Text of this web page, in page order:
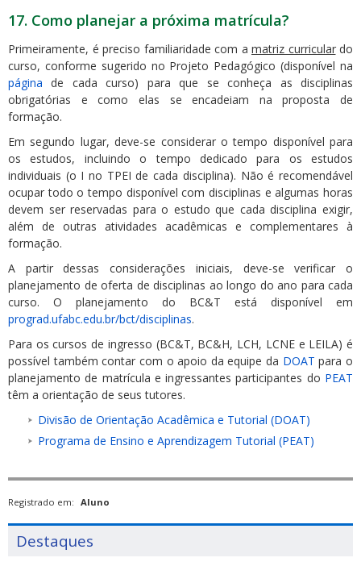
17. Como planejar a próxima matrícula?
Primeiramente, é preciso familiaridade com a matriz curriculardo
curso, conforme sugerido no Projeto Pedagógico (disponível na
página de cada curso) para que se conheça as disciplinas
obrigatórias e como elas se encadeiam na proposta de
formação.
Em segundo lugar, deve-se considerar o tempo disponível para
os estudos, incluindo o tempo dedicado para os estudos
individuais (o I no TPEI de cada disciplina). Não é recomendável
ocupar todo o tempo disponível com disciplinas e algumas horas
devem ser reservadas para o estudo que cada disciplina exigir,
além de outras atividades acadêmicas e complementares à
formação.
A partir dessas considerações iniciais, deve-se verificar o
planejamento de oferta de disciplinas ao longo do ano para cada
curso. O planejamento do BC&T está disponível em
prograd.ufabc.edu.br/bct/disciplinas.
Para os cursos de ingresso (BC&T, BC&H, LCH, LCNE e LEILA) é
possível também contar com o apoio da equipe da DOAT para o
planejamento de matrícula e ingressantes participantes do PEAT
têm a orientação de seus tutores.
Divisão de Orientação Acadêmica e Tutorial (DOAT)
Programa de Ensino e Aprendizagem Tutorial (PEAT)
Registrado em: Aluno
Destaques